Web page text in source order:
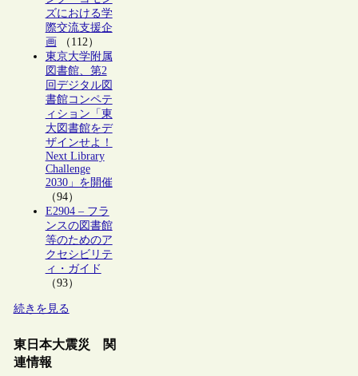
ズにおける学
際交流支援企
画 （112）
東京大学附属
図書館、第2
回デジタル図
書館コンペテ
ィション「東
大図書館をデ
ザインせよ！
Next Library
Challenge
2030」を開催
（94）
E2904 – フラ
ンスの図書館
等のためのア
クセシビリテ
ィ・ガイド
（93）
続きを見る
東日本大震災 関
連情報